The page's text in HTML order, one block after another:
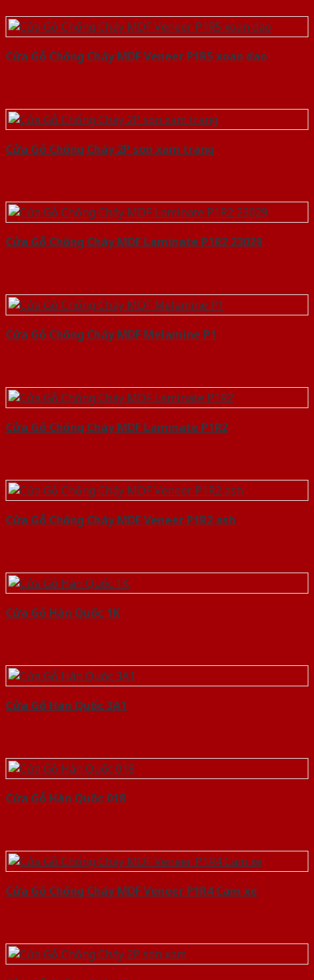
Cửa Gỗ Chống Cháy MDF Veneer P1R5 xoan dao
Cửa Gỗ Chống Cháy 2P son xam trang
Cửa Gỗ Chống Cháy MDF Laminate P1R2 23029
Cửa Gỗ Chống Cháy MDF Melamine P1
Cửa Gỗ Chống Cháy MDF Laminate P1R2
Cửa Gỗ Chống Cháy MDF Veneer P1R2 ash
Cửa Gỗ Hàn Quốc 1K
Cửa Gỗ Hàn Quốc 3A1
Cửa Gỗ Hàn Quốc 018
Cửa Gỗ Chống Cháy MDF Veneer P1R4 Cam xe